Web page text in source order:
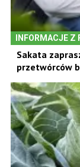
INFORMACJE Z
Sakata
przetwórców